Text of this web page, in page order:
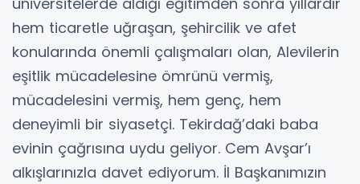
hem ticaretle uğraşan, şehircilik ve afet
konularında önemli çalışmaları olan, Alevilerin
eşitlik mücadelesine ömrünü vermiş,
mücadelesini vermiş, hem genç, hem
deneyimli bir siyasetçi. Tekirdağ’daki baba
evinin çağrısına uydu geliyor. Cem Avşar’ı
alkışlarınızla davet ediyorum. İl Başkanımızın